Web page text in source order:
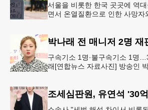
서울을 비롯한 한국 곳곳에 역
면서 온열질환으로 인한 사망자
구속기소 1명·불구속기소 1명
래[연합뉴스 자료사진] 방송인